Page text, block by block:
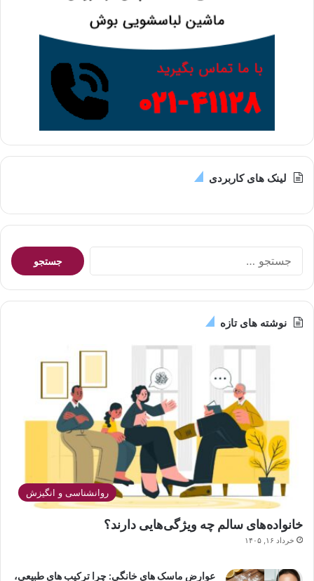
لینک های کاربردی
س
ا
:
نوشته های تازه
روانشناسی و انگیزش
خانواده‌های سالم چه ویژگی‌هایی دارند؟
خرداد ۱۶, ۱۴۰۵
عوارض ماسک های خانگی: چرا ترکیب های طبیعی،